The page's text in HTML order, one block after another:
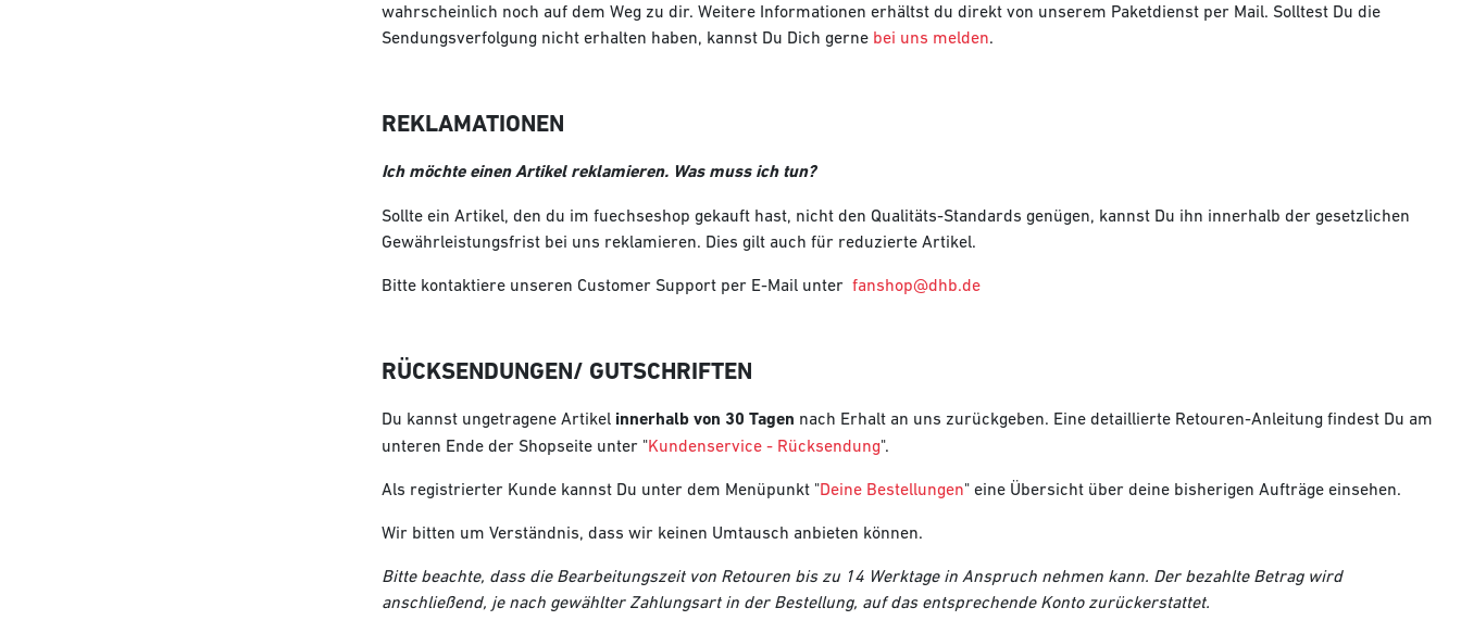
wahrscheinlich noch auf dem Weg zu dir. Weitere Informationen erhältst du direkt von unserem Paketdienst per Mail. Solltest Du die
Sendungsverfolgung nicht erhalten haben, kannst Du Dich gerne bei uns melden.
REKLAMATIONEN
Ich möchte einen Artikel reklamieren. Was muss ich tun?
Sollte ein Artikel, den du im fuechseshop gekauft hast, nicht den Qualitäts-Standards genügen, kannst Du ihn innerhalb der gesetzlichen
Gewährleistungsfrist bei uns reklamieren. Dies gilt auch für reduzierte Artikel.
Bitte kontaktiere unseren Customer Support per E-Mail unter fanshop@dhb.de
RÜCKSENDUNGEN/ GUTSCHRIFTEN
Du kannst ungetragene Artikel innerhalb von 30 Tagen nach Erhalt an uns zurückgeben. Eine detaillierte Retouren-Anleitung findest Du am
unteren Ende der Shopseite unter "Kundenservice - Rücksendung".
Als registrierter Kunde kannst Du unter dem Menüpunkt "Deine Bestellungen" eine Übersicht über deine bisherigen Aufträge einsehen.
Wir bitten um Verständnis, dass wir keinen Umtausch anbieten können.
Bitte beachte, dass die Bearbeitungszeit von Retouren bis zu 14 Werktage in Anspruch nehmen kann. Der bezahlte Betrag wird
anschließend, je nach gewählter Zahlungsart in der Bestellung, auf das entsprechende Konto zurückerstattet.